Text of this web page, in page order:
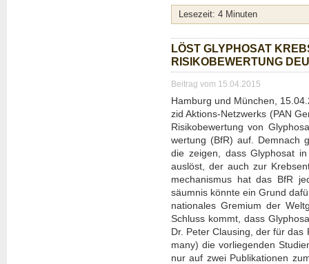
Lese­zeit: 4 Minu­ten
LÖST GLY­PHO­SAT
RISI­KO­BE­WER­TUNG
Beitrag vom 15.04.2015
Ham­burg und Mün­chen,
zid Akti­ons-Netz­werks (PAN
Risi­ko­be­wer­tung von
wer­tung (BfR) auf. Dem­nach
die zei­gen, dass Gly­pho­sat
aus­löst, der auch zur
me­cha­nis­mus hat das BfR
säum­nis könn­te ein Grund
na­tio­na­les Gre­mi­um der
Schluss kommt, dass
Dr. Peter Claus­ing, der für das
ma­ny) die vor­lie­gen­den
nur auf zwei Publi­ka­tio­nen